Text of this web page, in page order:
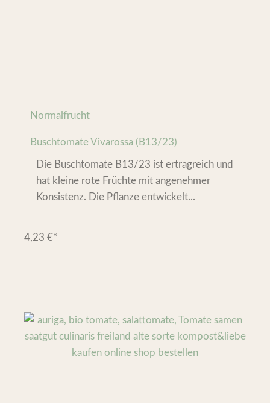
Normalfrucht
Buschtomate Vivarossa (B13/23)
Die Buschtomate B13/23 ist ertragreich und
hat kleine rote Früchte mit angenehmer
Konsistenz. Die Pflanze entwickelt...
4,23 €*